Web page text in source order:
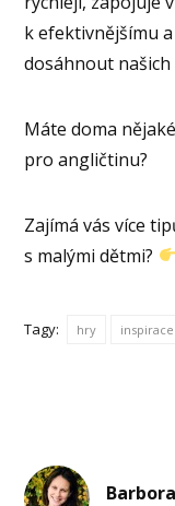
k efektivnějšímu
dosáhnout našich
Máte doma
pro angličtinu?
Zajímá vás více
s malými dětmi?
Tagy: hry inspirace